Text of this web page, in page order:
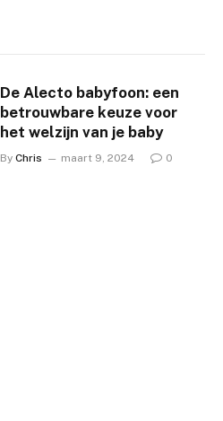
De Alecto babyfoon: een
betrouwbare keuze voor
het welzijn van je baby
By Chris maart 9, 2024 0